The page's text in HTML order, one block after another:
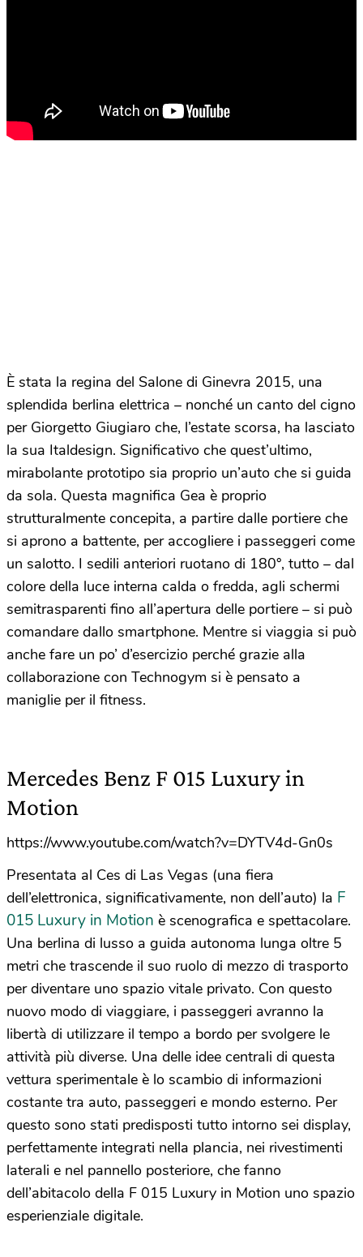
È stata la regina del Salone di Ginevra 2015, una
splendida berlina elettrica – nonché un canto del cigno
per Giorgetto Giugiaro che, l’estate scorsa, ha lasciato
la sua Italdesign. Significativo che quest’ultimo,
mirabolante prototipo sia proprio un’auto che si guida
da sola. Questa magnifica Gea è proprio
strutturalmente concepita, a partire dalle portiere che
si aprono a battente, per accogliere i passeggeri come
un salotto. I sedili anteriori ruotano di 180°, tutto – dal
colore della luce interna calda o fredda, agli schermi
semitrasparenti fino all’apertura delle portiere – si può
comandare dallo smartphone. Mentre si viaggia si può
anche fare un po’ d’esercizio perché grazie alla
collaborazione con Technogym si è pensato a
maniglie per il fitness.
Mercedes Benz F 015 Luxury in
Motion
https://www.youtube.com/watch?v=DYTV4d-Gn0s
Presentata al Ces di Las Vegas (una fiera
dell’elettronica, significativamente, non dell’auto) la F
015 Luxury in Motion è scenografica e spettacolare.
Una berlina di lusso a guida autonoma lunga oltre 5
metri che trascende il suo ruolo di mezzo di trasporto
per diventare uno spazio vitale privato. Con questo
nuovo modo di viaggiare, i passeggeri avranno la
libertà di utilizzare il tempo a bordo per svolgere le
attività più diverse. Una delle idee centrali di questa
vettura sperimentale è lo scambio di informazioni
costante tra auto, passeggeri e mondo esterno. Per
questo sono stati predisposti tutto intorno sei display,
perfettamente integrati nella plancia, nei rivestimenti
laterali e nel pannello posteriore, che fanno
dell’abitacolo della F 015 Luxury in Motion uno spazio
esperienziale digitale.